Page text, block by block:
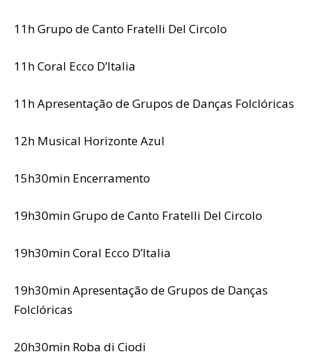
11h Grupo de Canto Fratelli Del Circolo
11h Coral Ecco D’Italia
11h Apresentação de Grupos de Danças Folclóricas
12h Musical Horizonte Azul
15h30min Encerramento
19h30min Grupo de Canto Fratelli Del Circolo
19h30min Coral Ecco D’Italia
19h30min Apresentação de Grupos de Danças
Folclóricas
20h30min Roba di Ciodi